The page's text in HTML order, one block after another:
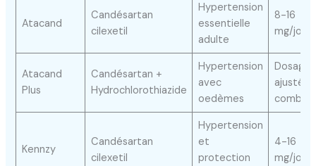
Atacand
Candésartan
cilexetil
Hypertension
essentielle
adulte
8-16
mg/jour
Atacand
Plus
Candésartan +
Hydrochlorothiazide
Hypertension
avec
oedèmes
Dosages
ajustés,
Kennzy
Candésartan
cilexetil
Hypertension
et
protection
4-16
mg/jour